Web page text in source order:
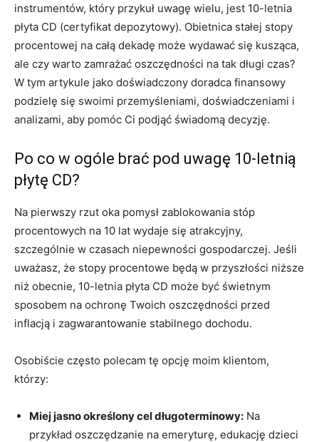
instrumentów, który przykuł uwagę wielu, jest 10-letnia
płyta CD (certyfikat depozytowy). Obietnica stałej stopy
procentowej na całą dekadę może wydawać się kusząca,
ale czy warto zamrażać oszczędności na tak długi czas?
W tym artykule jako doświadczony doradca finansowy
podzielę się swoimi przemyśleniami, doświadczeniami i
analizami, aby pomóc Ci podjąć świadomą decyzję.
Po co w ogóle brać pod uwagę 10-letnią
płytę CD?
Na pierwszy rzut oka pomysł zablokowania stóp
procentowych na 10 lat wydaje się atrakcyjny,
szczególnie w czasach niepewności gospodarczej. Jeśli
uważasz, że stopy procentowe będą w przyszłości niższe
niż obecnie, 10-letnia płyta CD może być świetnym
sposobem na ochronę Twoich oszczędności przed
inflacją i zagwarantowanie stabilnego dochodu.
Osobiście często polecam tę opcję moim klientom,
którzy:
Miej jasno określony cel długoterminowy: Na
przykład oszczędzanie na emeryturę, edukację dzieci